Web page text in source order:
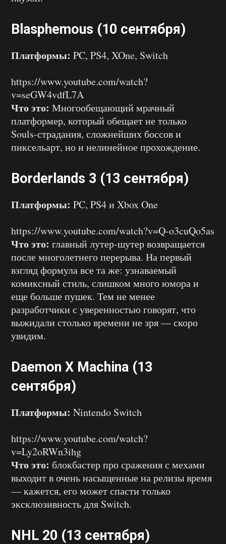
Blasphemous (10 сентября)
Платформы: PC, PS4, XOne, Switch
https://www.youtube.com/watch?
v=seGW4vdfL7A
Что это: Многообещающий мрачный
платформер, который обещает не только
Souls-страдания, сложнейших боссов и
пиксельарт, но и нелинейное прохождение.
Borderlands 3 (13 сентября)
Платформы: PC, PS4 и Xbox One
https://www.youtube.com/watch?v=Q-o3cuQo5as
Что это: главный лутер-шутер возвращается
после многолетнего перерыва. На первый
взгляд формула все та же: узнаваемый
комиксный стиль, слишком много юмора и
еще больше пушек. Тем не менее
разработчики с уверенностью говорят, что
выжидали столько времени не зря — скоро
увидим.
Daemon X Machina (13
сентября)
Платформы: Nintendo Switch
https://www.youtube.com/watch?
v=Ly2oRWn3ihg
Что это: блокбастер про сражения с мехами
выходит в очень насыщенные на релизы время
— кажется, его может спасти только
эксклюзивность для Switch.
NHL 20 (13 сентября)